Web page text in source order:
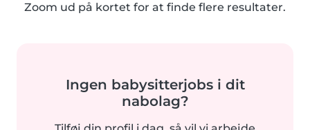
Zoom ud på kortet for at finde flere resultater.
Ingen babysitterjobs i dit
nabolag?